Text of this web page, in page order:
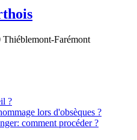
Thiéblemont-Farémont
?
lors d'obsèques ?
comment procéder ?